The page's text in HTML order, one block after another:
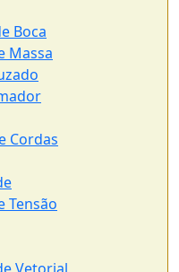
Boca
Massa
Cordas
Tensão